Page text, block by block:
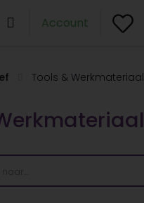
Account
Tools & Werkmateriaal